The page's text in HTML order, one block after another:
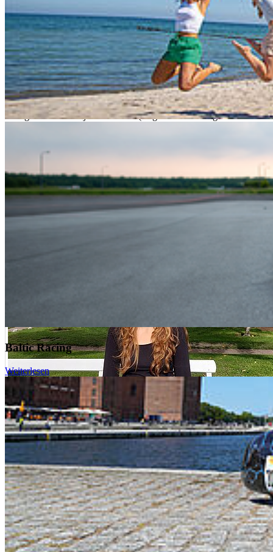
Baltic Racing
Weiterlesen
IRES und Projektpartner resümieren Herausforderungen und
Erfolge aus dem Projekt ReEnAct (Regenerative Energiewende
24. Juli 2026
International des Monats – International of the month
Tourismus-Studentin Lena hat die schwedische Kultur vor allem an
der Linnaeus University und im Sprachcafé genossen.
weiterlesen
24. Juli 2026
Vom DJ-Pult bis zur Fassade: Haus 8 wird saniert